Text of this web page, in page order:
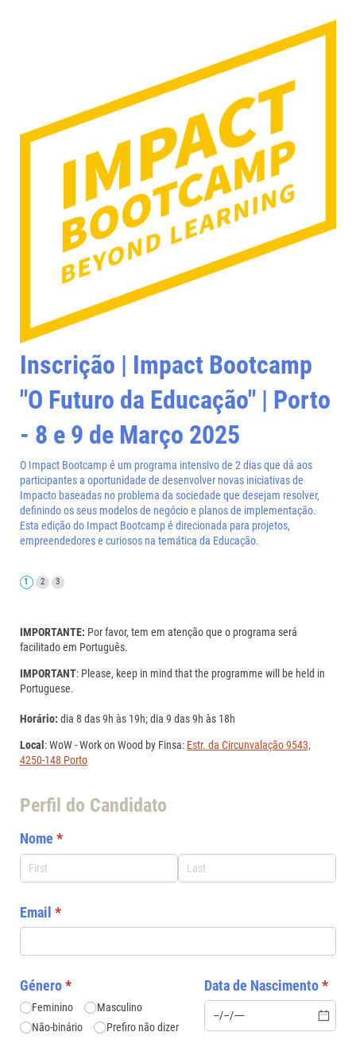
Inscrição | Impact Bootcamp
"O Futuro da Educação" | Porto
- 8 e 9 de Março 2025
O Impact Bootcamp é um programa intensivo de 2 dias que dá aos
participantes a oportunidade de desenvolver novas iniciativas de
Impacto baseadas no problema da sociedade que desejam resolver,
definindo os seus modelos de negócio e planos de implementação.
Esta edição do Impact Bootcamp é direcionada para projetos,
empreendedores e curiosos na temática da Educação.
IMPORTANTE: Por favor, tem em atenção que o programa será
facilitado em Português.
IMPORTANT: Please, keep in mind that the programme will be held in
Portuguese.
Horário: dia 8 das 9h às 19h; dia 9 das 9h às 18h
Local: WoW - Work on Wood by Finsa: Estr. da Circunvalação 9543,
4250-148 Porto
Perfil do Candidato
Nome *
(required)
Email *
(required)
Género*
(required)
Feminino
Masculino
Não-binário
Prefiro não dizer
Data de Nascimento*